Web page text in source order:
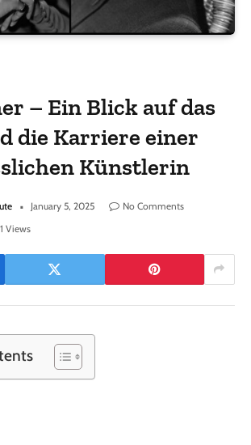
– Ein Blick auf das
die Karriere einer
Künstlerin
January 5, 2025
No Comments
Views